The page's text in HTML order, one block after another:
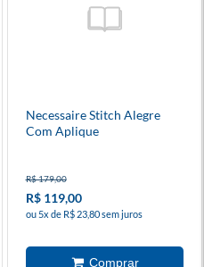
Necessaire Stitch Alegre
Com Aplique
R$ 179,00
R$ 119,00
ou 5x de R$ 23,80 sem juros